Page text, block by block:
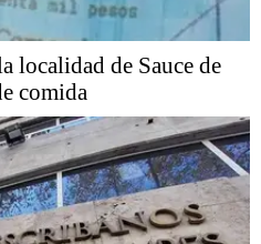
localidad de Sauce de
comida